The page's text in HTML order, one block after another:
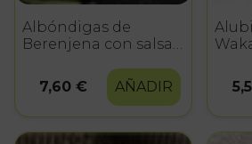
Albóndigas de
Berenjena con salsa
7,60 €
AÑADIR